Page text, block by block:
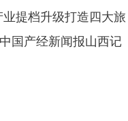
提档升级打造四大旅
国产经新闻报山西记